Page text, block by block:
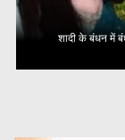
शादी के बंधन में